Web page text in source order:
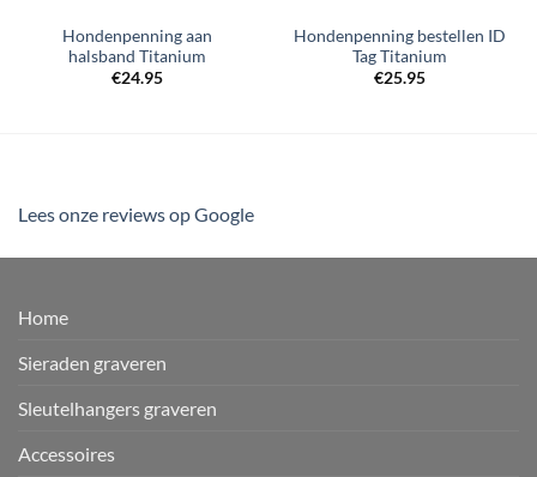
Hondenpenning aan
halsband Titanium
€24.95
Hondenpenning bestellen ID
Tag Titanium
€25.95
Lees onze reviews op Google
Home
Sieraden graveren
Sleutelhangers graveren
Accessoires